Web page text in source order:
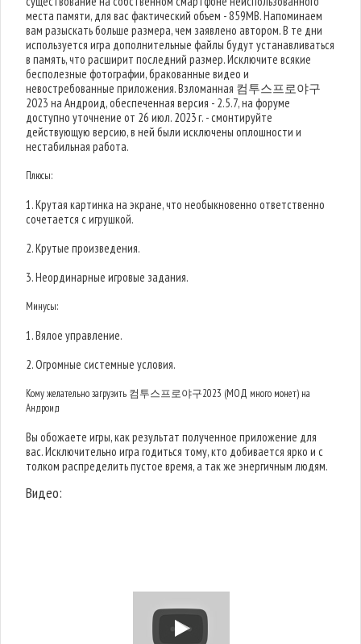
места памяти, для вас фактический объем - 859MB. Напоминаем
вам разыскать больше размера, чем заявлено автором. В те дни
используется игра дополнительные файлы будут устанавливаться
в память, что расширит последний размер. Исключите всякие
бесполезные фотографии, бракованные видео и
невостребованные приложения. Взломанная 컴투스프로야구
2023 на Андроид, обеспеченная версия - 2.5.7, на форуме
доступно уточнение от 26 июл. 2023 г. - смонтируйте
действующую версию, в ней были исключены оплошности и
нестабильная работа.
Плюсы:
1. Крутая картинка на экране, что необыкновенно ответственно
сочетается с игрушкой.
2. Крутые произведения.
3. Неординарные игровые задания.
Минусы:
1. Вялое управление.
2. Огромные системные условия.
Кому желательно загрузить 컴투스프로야구2023 (МОД много монет) на
Андроид
Вы обожаете игры, как результат полученное приложение для
вас. Исключительно игра годиться тому, кто добивается ярко и с
толком распределить пустое время, а так же энергичным людям.
Видео: